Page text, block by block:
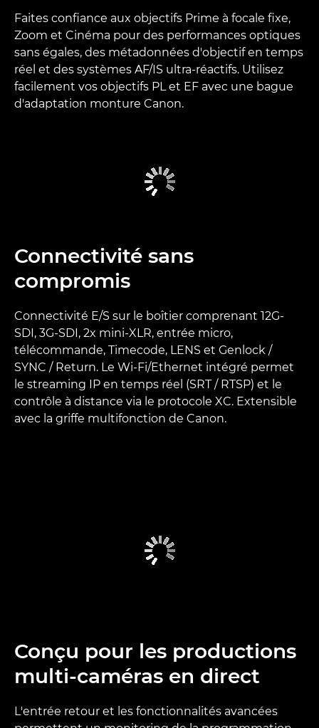
Faites confiance aux objectifs Prime à focale fixe,
Zoom et Cinéma pour des performances optiques
sans égales, des métadonnées d'objectif en temps
réel et des systèmes AF/IS ultra-réactifs. Utilisez
facilement vos objectifs PL et EF avec une bague
d'adaptation monture Canon.
Connectivité sans
compromis
Connectivité E/S sur le boîtier comprenant 12G-
SDI, 3G-SDI, 2x mini-XLR, entrée micro,
télécommande, Timecode, LENS et Genlock /
SYNC / Return. Le Wi-Fi/Ethernet intégré permet
le streaming IP en temps réel (SRT / RTSP) et le
contrôle à distance via le protocole XC. Extensible
avec la griffe multifonction de Canon.
Conçu pour les productions
multi-caméras en direct
L'entrée retour et les fonctionnalités avancées